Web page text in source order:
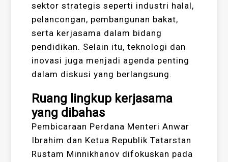
sektor strategis seperti industri halal,
pelancongan, pembangunan bakat,
serta kerjasama dalam bidang
pendidikan. Selain itu, teknologi dan
inovasi juga menjadi agenda penting
dalam diskusi yang berlangsung.
Ruang lingkup kerjasama
yang dibahas
Pembicaraan Perdana Menteri Anwar
Ibrahim dan Ketua Republik Tatarstan
Rustam Minnikhanov difokuskan pada